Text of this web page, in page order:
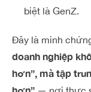
biệt là GenZ.
Đây là minh
doanh nghiệp
hơn”, mà tập